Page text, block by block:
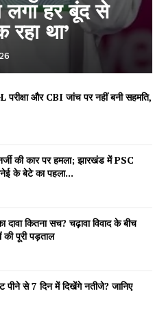
News on AIN
लगा हर बूंद से
था’
परीक्षा और CBI जांच पर नहीं बनी सहमति,
की कार पर हमला; झारखंड में PSC
के बेटे का पहला...
कितना सच? चढ़ावा विवाद के बीच
पूरी पड़ताल
से 7 दिन में दिखेंगे नतीजे? जानिए